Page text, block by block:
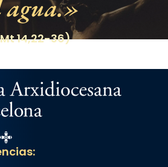
agua.
14,22-36)
Estel
Catalunya Cristiana